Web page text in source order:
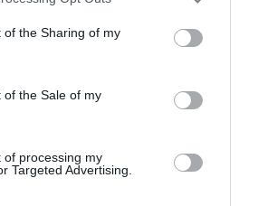
of the Sharing of my
of the Sale of my
of processing my
Targeted Advertising.
περισσότερες περιοχές του
ωστόσο, την ιδανική επιλογή
ένα σούπερ χαλαρωτικό
παρά να αναμείξεις αλάτι,
αιθέριο έλαιο μέντας. Αυτό το
με μία γενναιόδωρη